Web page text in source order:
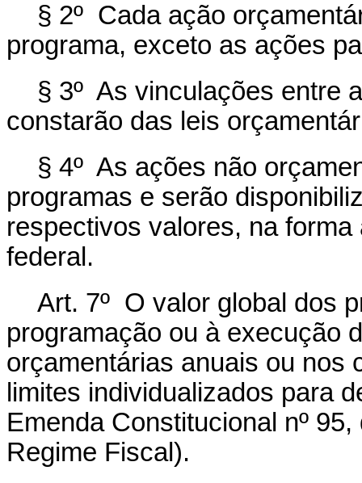
§ 2º Cada ação
programa, exceto as ações
§ 3º As vinculações entre
constarão das leis
§ 4º As ações não
programas e serão
respectivos valores, na
federal.
Art. 7º O valor global dos
programação ou à execução
orçamentárias anuais ou nos
limites individualizados para
Emenda Constitucional nº
Regime Fiscal).